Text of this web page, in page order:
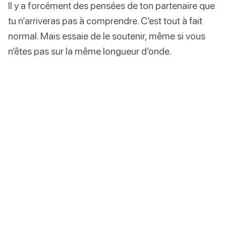
Il y a forcément des pensées de ton partenaire que
tu n’arriveras pas à comprendre. C’est tout à fait
normal. Mais essaie de le soutenir, même si vous
n’êtes pas sur la même longueur d’onde.